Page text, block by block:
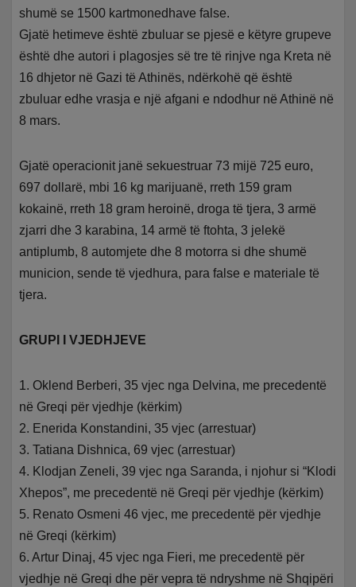
shumë se 1500 kartmonedhave false.
Gjatë hetimeve është zbuluar se pjesë e këtyre grupeve
është dhe autori i plagosjes së tre të rinjve nga Kreta në
16 dhjetor në Gazi të Athinës, ndërkohë që është
zbuluar edhe vrasja e një afgani e ndodhur në Athinë në
8 mars.
Gjatë operacionit janë sekuestruar 73 mijë 725 euro,
697 dollarë, mbi 16 kg marijuanë, rreth 159 gram
kokainë, rreth 18 gram heroinë, droga të tjera, 3 armë
zjarri dhe 3 karabina, 14 armë të ftohta, 3 jelekë
antiplumb, 8 automjete dhe 8 motorra si dhe shumë
municion, sende të vjedhura, para false e materiale të
tjera.
GRUPI I VJEDHJEVE
1. Oklend Berberi, 35 vjec nga Delvina, me precedentë
në Greqi për vjedhje (kërkim)
2. Enerida Konstandini, 35 vjec (arrestuar)
3. Tatiana Dishnica, 69 vjec (arrestuar)
4. Klodjan Zeneli, 39 vjec nga Saranda, i njohur si “Klodi
Xhepos”, me precedentë në Greqi për vjedhje (kërkim)
5. Renato Osmeni 46 vjec, me precedentë për vjedhje
në Greqi (kërkim)
6. Artur Dinaj, 45 vjec nga Fieri, me precedentë për
vjedhje në Greqi dhe për vepra të ndryshme në Shqipëri